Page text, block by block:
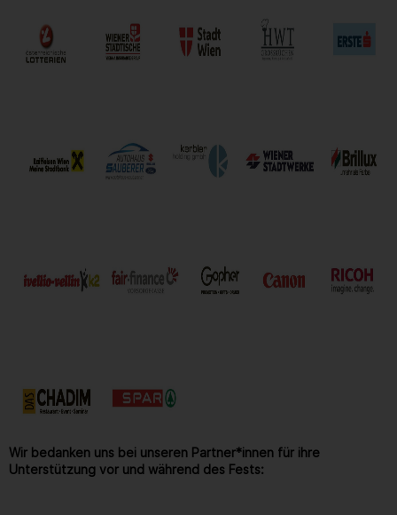
Wir bedanken uns bei unseren Partner*innen für ihre
Unterstützung vor und während des Fests: